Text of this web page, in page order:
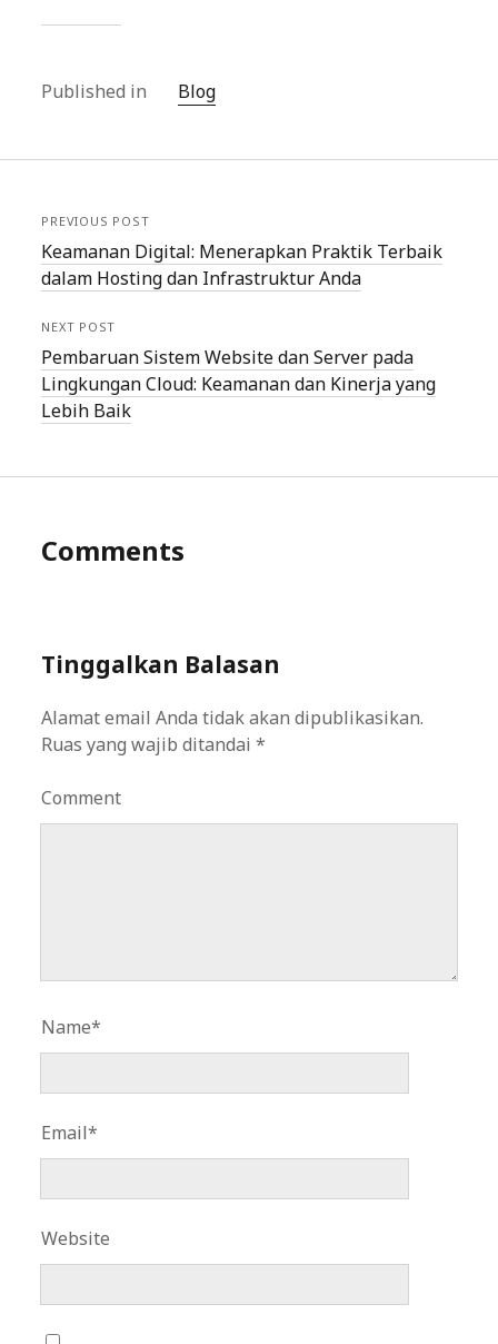
Published in Blog
PREVIOUS POST
Keamanan Digital: Menerapkan Praktik Terbaik
dalam Hosting dan Infrastruktur Anda
NEXT POST
Pembaruan Sistem Website dan Server pada
Lingkungan Cloud: Keamanan dan Kinerja yang
Lebih Baik
Comments
Tinggalkan Balasan
Alamat email Anda tidak akan dipublikasikan.
Ruas yang wajib ditandai*
Comment
Name*
Email*
Website